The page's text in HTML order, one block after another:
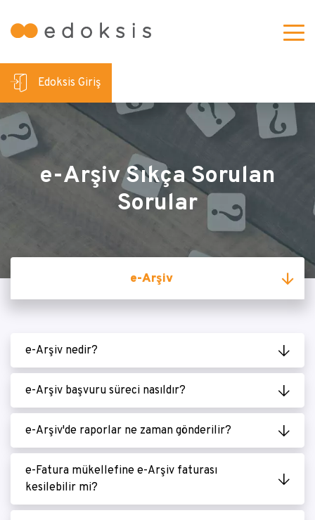
Edoksis Giriş
e-Arşiv Sıkça Sorulan
Sorular
e-Arşiv
e-Arşiv nedir?
e-Arşiv başvuru süreci nasıldır?
e-Arşiv'de raporlar ne zaman gönderilir?
e-Fatura mükellefine e-Arşiv faturası
kesilebilir mi?